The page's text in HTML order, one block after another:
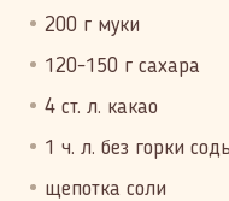
200 г муки
120-150 г сахара
4 ст. л. какао
1 ч. л. без горки
щепотка соли